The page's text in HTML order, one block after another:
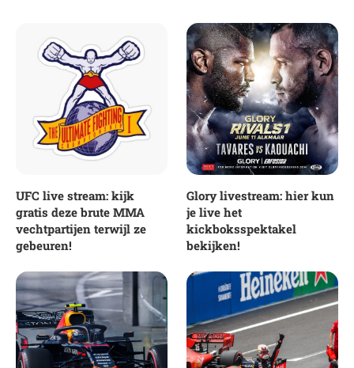
UFC live stream: kijk
gratis deze brute MMA
vechtpartijen terwijl ze
gebeuren!
Glory livestream: hier kun
je live het
kickboksspektakel
bekijken!